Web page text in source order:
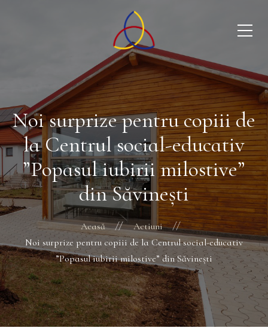
Noi surprize pentru copiii de
la Centrul social-educativ
”Popasul iubirii milostive”
din Săvinești
Acasă
Actiuni
Noi surprize pentru copiii de la Centrul social-educativ
”Popasul iubirii milostive” din Săvinești